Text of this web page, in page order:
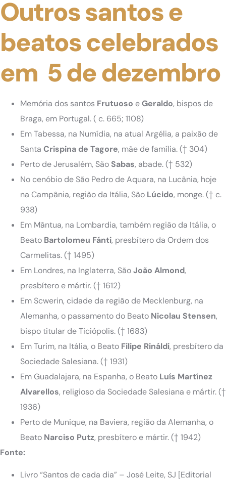
Outros santos e
beatos celebrados
em 5 de dezembro
Memória dos santos Frutuoso eGeraldo, bispos de
Braga, em Portugal. ( c. 665; 1108)
Em Tabessa, na Numídia, na atual Argélia, a paixão de
Santa Crispina de Tagore, mãe de família. († 304)
Perto de Jerusalém, São Sabas, abade. († 532)
No cenóbio de São Pedro de Aquara, na Lucânia, hoje
na Campânia, região da Itália, São Lúcido, monge. († c.
938)
Em Mântua, na Lombardia, também região da Itália, o
Beato Bartolomeu Fánti, presbítero da Ordem dos
Carmelitas. († 1495)
Em Londres, na Inglaterra, SãoJoão Almond,
presbítero e mártir. († 1612)
Em Scwerin, cidade da região de Mecklenburg, na
Alemanha, o passamento do Beato Nicolau Stensen,
bispo titular de Ticiópolis. († 1683)
Em Turim, na Itália, o Beato Filipe Rináldi, presbítero da
Sociedade Salesiana. († 1931)
Em Guadalajara, na Espanha, o Beato Luís Martínez
Alvarellos, religioso da Sociedade Salesiana e mártir. (†
1936)
Perto de Munique, na Baviera, região da Alemanha, o
Beato Narciso Putz, presbítero e mártir. († 1942)
Fonte:
Livro “Santos de cada dia” – José Leite, SJ [Editorial